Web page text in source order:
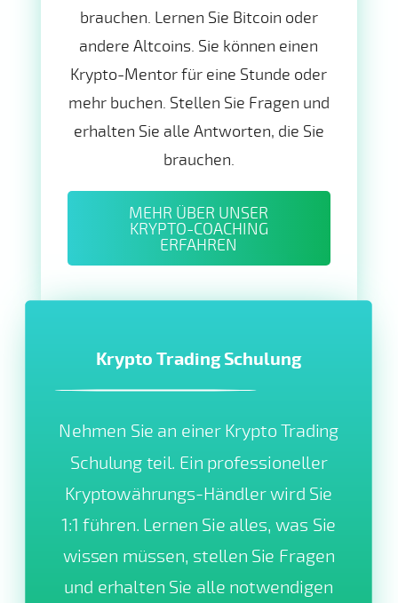
brauchen. Lernen Sie Bitcoin oder
andere Altcoins. Sie können einen
Krypto-Mentor für eine Stunde oder
mehr buchen. Stellen Sie Fragen und
erhalten Sie alle Antworten, die Sie
brauchen.
MEHR ÜBER UNSER
KRYPTO-COACHING
ERFAHREN
Krypto Trading Schulung
Nehmen Sie an einer Krypto Trading
Schulung teil. Ein professioneller
Kryptowährungs-Händler wird Sie
1:1 führen. Lernen Sie alles, was Sie
wissen müssen, stellen Sie Fragen
und erhalten Sie alle notwendigen